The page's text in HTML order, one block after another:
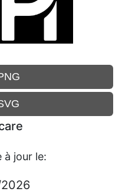
à jour le: